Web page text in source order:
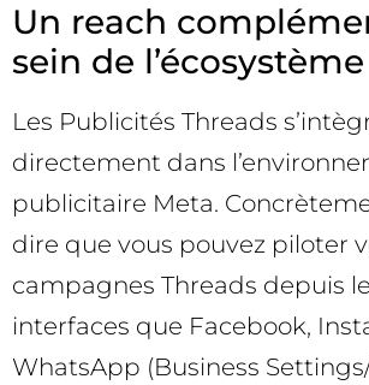
Un reach
sein de
Les Publicités Threads
directement dans
publicitaire Meta.
dire que vous pouvez piloter
campagnes Threads depuis
interfaces que Facebook,
WhatsApp (Business